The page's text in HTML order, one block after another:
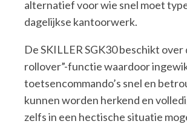
alternatief voor wie snel moet
dagelijkse kantoorwerk.
De SKILLER SGK30 beschikt over
rollover”-functie waardoor
toetsencommando’s snel en
kunnen worden herkend en
zelfs in een hectische situatie